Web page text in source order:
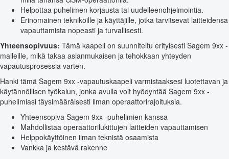
Helpottaa puhelimen korjausta tai uudelleenohjelmointia.
Erinomainen teknikoille ja käyttäjille, jotka tarvitsevat laitteidensa
vapauttamista nopeasti ja turvallisesti.
Yhteensopivuus: Tämä kaapeli on suunniteltu erityisesti Sagem 9xx -
malleille, mikä takaa asianmukaisen ja tehokkaan yhteyden
vapautusprosessia varten.
Hanki tämä Sagem 9xx -vapautuskaapeli varmistaaksesi luotettavan ja
käytännöllisen työkalun, jonka avulla voit hyödyntää Sagem 9xx -
puhelimiasi täysimääräisesti ilman operaattorirajoituksia.
Yhteensopiva Sagem 9xx -puhelimien kanssa
Mahdollistaa operaattorilukittujen laitteiden vapauttamisen
Helppokäyttöinen ilman teknistä osaamista
Vankka ja kestävä rakenne